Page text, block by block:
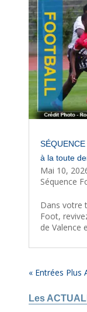
à la toute
Mai 10,
Séquence
Dans votre
Foot,
de Valence
« Entrées Plus
Les